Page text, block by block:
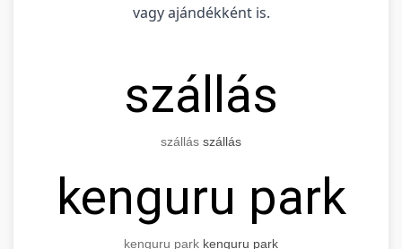
vagy ajándékként is.
szállás
szállás szállás
kenguru park
kenguru park kenguru park